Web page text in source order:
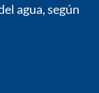
agua, según